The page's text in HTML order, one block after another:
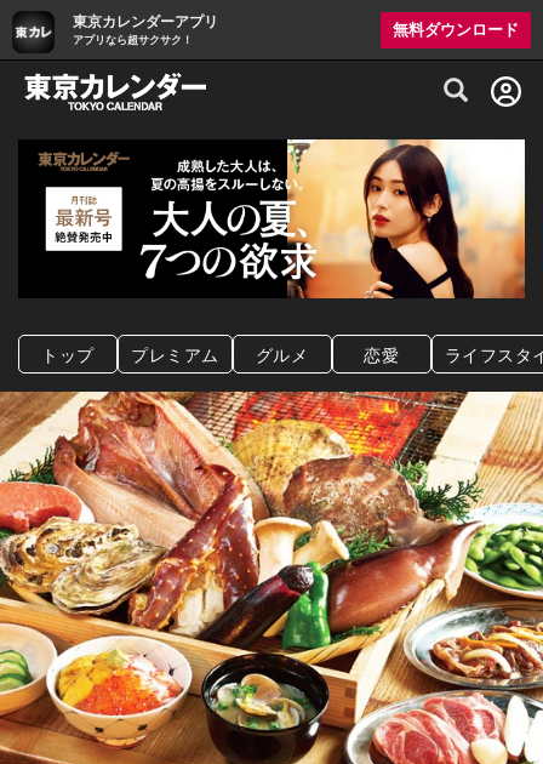
東京カレンダーアプリ
アプリなら超サクサク！
無料ダウンロード
グルメ情報・プレミアムレストラン予約
トップ プレミアム グルメ 恋愛 ライフスタ